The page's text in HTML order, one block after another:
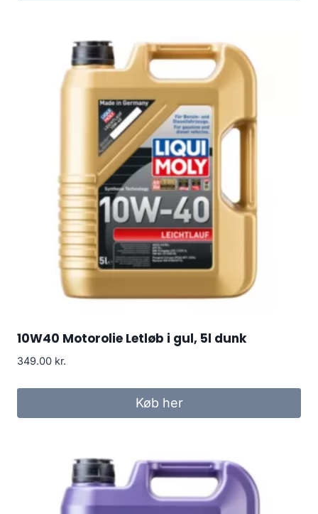
10W40 Motorolie Letløb i gul, 5l dunk
349.00 kr.
Køb her